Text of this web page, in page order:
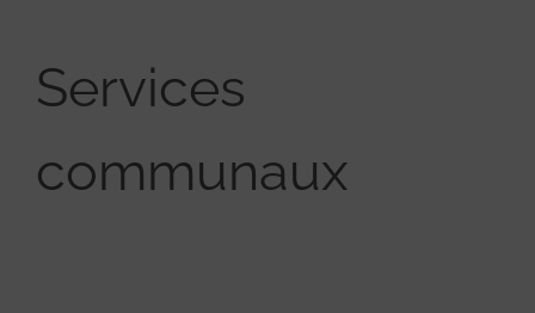
Services
communaux